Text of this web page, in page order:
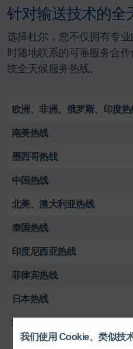
我们使用 Cookie、类似技
针对输送技术的全
选择杜尔，您不仅拥有专
时随地联系的可靠服务合
统全天候服务热线。
欧洲、非洲、俄罗斯、印度热
南美热线
墨西哥热线
中国热线
北美、澳大利亚热线
泰国热线
印度尼西亚热线
菲律宾热线
日本热线
韩国热线